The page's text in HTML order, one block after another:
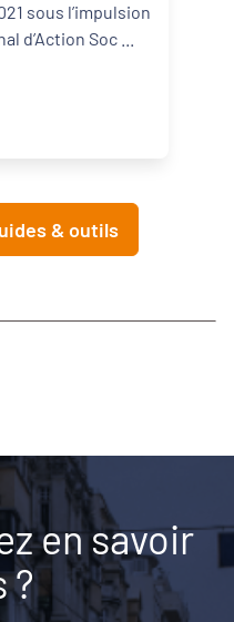
sous l’impulsion
& outils
en savoir
?